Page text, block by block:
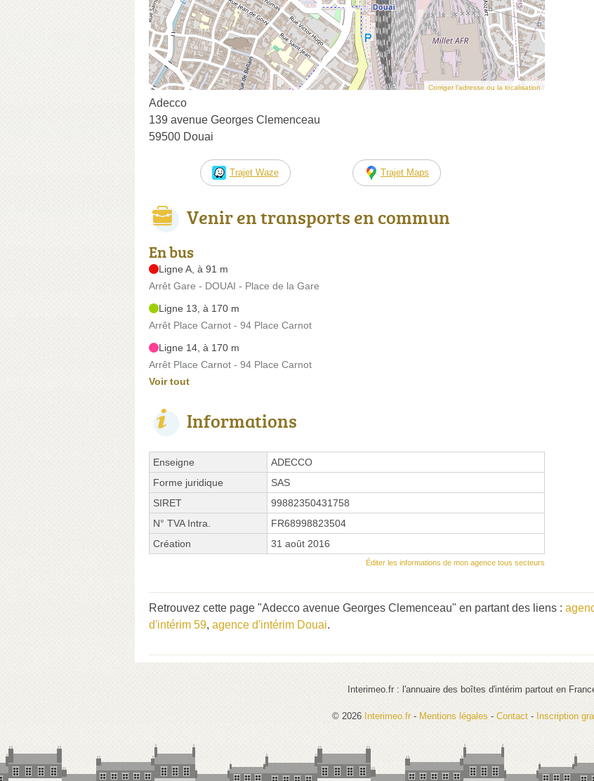
Corriger l’adresse ou la localisation
Adecco
139 avenue Georges Clemenceau
59500 Douai
Trajet Waze Trajet Maps
Venir en transports en commun
En bus
Ligne A, à 91 m
Arrêt Gare - DOUAI - Place de la Gare
Ligne 13, à 170 m
Arrêt Place Carnot - 94 Place Carnot
Ligne 14, à 170 m
Arrêt Place Carnot - 94 Place Carnot
Voir tout
Informations
Enseigne
ADECCO
Forme juridique
SAS
SIRET
99882350431758
N° TVA Intra.
FR68998823504
Création
31 août 2016
Éditer les informations de mon agence tous secteurs
Retrouvez cette page "Adecco avenue Georges Clemenceau" en partant des liens :
d'intérim 59, agence d'intérim Douai.
Interimeo.fr : l'annuaire des boîtes d'intérim partout en
© 2026 Interimeo.fr - Mentions légales - Contact - Inscription